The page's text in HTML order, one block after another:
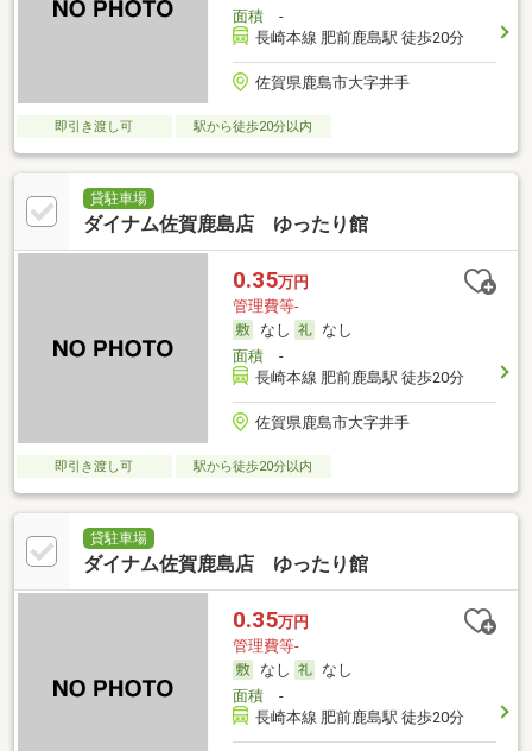
面積-
長崎本線 肥前鹿島駅 徒歩20分
佐賀県鹿島市大字井手
即引き渡し可 駅から徒歩20分以内
貸駐車場
ダイナム佐賀鹿島店 ゆったり館
0.35万円
管理費等-
なし
なし
面積-
長崎本線 肥前鹿島駅 徒歩20分
佐賀県鹿島市大字井手
即引き渡し可 駅から徒歩20分以内
貸駐車場
ダイナム佐賀鹿島店 ゆったり館
0.35万円
管理費等-
なし
なし
面積-
長崎本線 肥前鹿島駅 徒歩20分